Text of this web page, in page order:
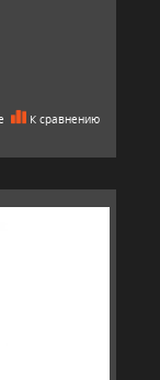
К сравнению